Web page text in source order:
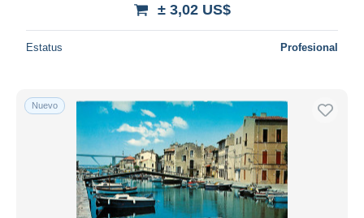
± 3,02 US$
Estatus Profesional
Nuevo